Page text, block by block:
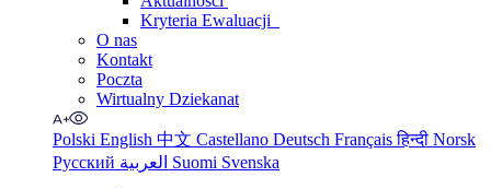
Kryteria Ewaluacji
O nas
Kontakt
Poczta
Wirtualny Dziekanat
Polski English 中文 Castellano Deutsch Françaisहिन्दी Norsk
Русский
Suomi Svenska